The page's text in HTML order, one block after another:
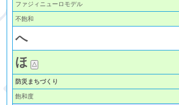
ファジィニューロモデル
不飽和
へ
ほ
防災まちづくり
飽和度